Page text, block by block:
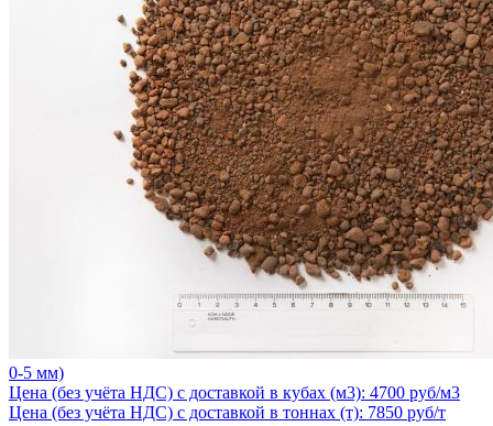
0-5 мм)
Цена (без учёта НДС) с доставкой в кубах (м3): 4700 руб/м3
Цена (без учёта НДС) с доставкой в тоннах (т): 7850 руб/т